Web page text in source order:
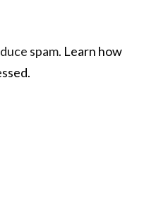
spam. Learn how